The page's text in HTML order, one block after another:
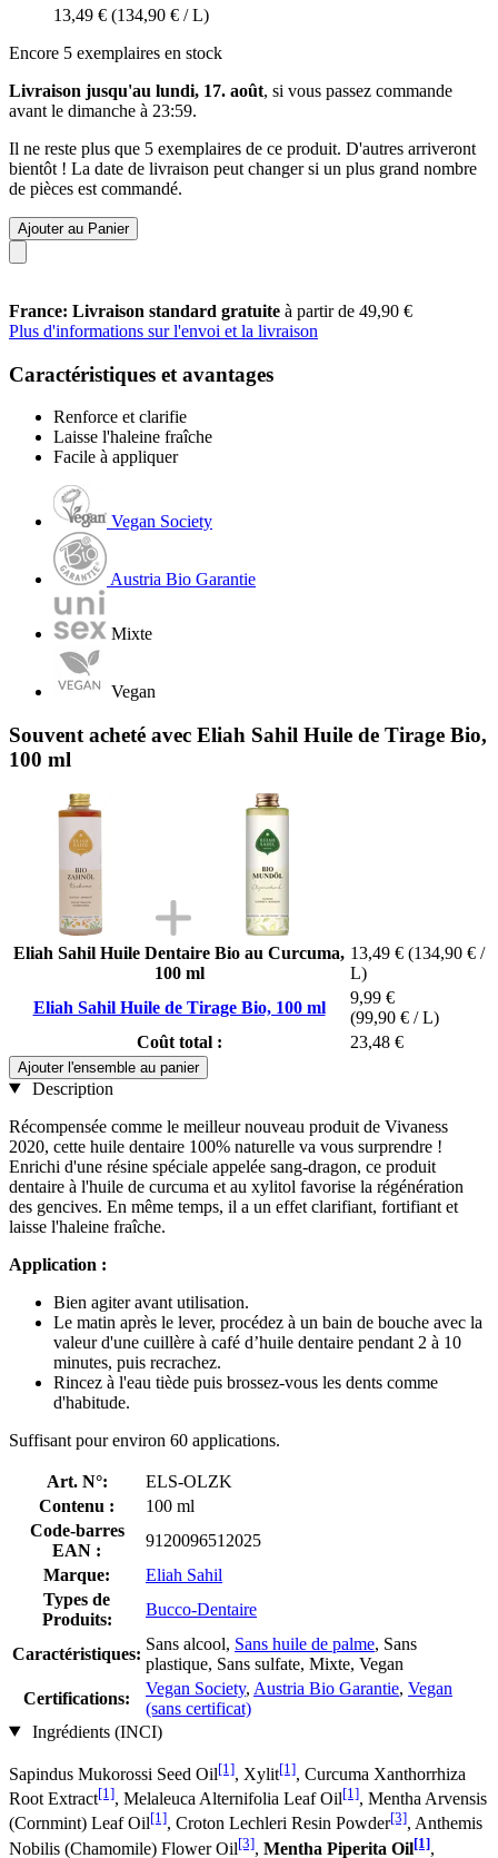
13,49 € (134,90 € / L)
Encore 5 exemplaires en stock
Livraison jusqu'au lundi, 17. août, si vous passez commande
avant le dimanche à 23:59.
Il ne reste plus que 5 exemplaires de ce produit. D'autres arriveront
bientôt ! La date de livraison peut changer si un plus grand nombre
de pièces est commandé.
Ajouter au Panier
France: Livraison standard gratuite à partir de 49,90 €
Plus d'informations sur l'envoi et la livraison
Caractéristiques et avantages
Renforce et clarifie
Laisse l'haleine fraîche
Facile à appliquer
Vegan Society
Austria Bio Garantie
Mixte
Vegan
Souvent acheté avec Eliah Sahil Huile de Tirage Bio,
100 ml
Eliah Sahil Huile Dentaire Bio au Curcuma,
100 ml
13,49 € (134,90 € /
L)
Eliah Sahil Huile de Tirage Bio, 100 ml
9,99 €
(99,90 € / L)
Coût total :
23,48 €
Ajouter l'ensemble au panier
Description
Récompensée comme le meilleur nouveau produit de Vivaness
2020, cette huile dentaire 100% naturelle va vous surprendre !
Enrichi d'une résine spéciale appelée sang-dragon, ce produit
dentaire à l'huile de curcuma et au xylitol favorise la régénération
des gencives. En même temps, il a un effet clarifiant, fortifiant et
laisse l'haleine fraîche.
Application :
Bien agiter avant utilisation.
Le matin après le lever, procédez à un bain de bouche avec la
valeur d'une cuillère à café d’huile dentaire pendant 2 à 10
minutes, puis recrachez.
Rincez à l'eau tiède puis brossez-vous les dents comme
d'habitude.
Suffisant pour environ 60 applications.
Art. N°:
ELS-OLZK
Contenu :
100 ml
Code-barres
EAN :
9120096512025
Marque:
Eliah Sahil
Types de
Produits:
Bucco-Dentaire
Caractéristiques:
Sans alcool, Sans huile de palme, Sans
plastique, Sans sulfate, Mixte, Vegan
Certifications:
Vegan Society, Austria Bio Garantie, Vegan
(sans certificat)
Ingrédients (INCI)
Sapindus Mukorossi Seed Oil[1], Xylit[1], Curcuma Xanthorrhiza
Root Extract[1], Melaleuca Alternifolia Leaf Oil[1], Mentha Arvensis
(Cornmint) Leaf Oil[1], Croton Lechleri Resin Powder[3], Anthemis
Nobilis (Chamomile) Flower Oil[3], Mentha Piperita Oil[1],